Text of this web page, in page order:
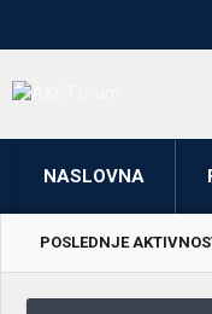
NASLOVNA
POSLEDNJE